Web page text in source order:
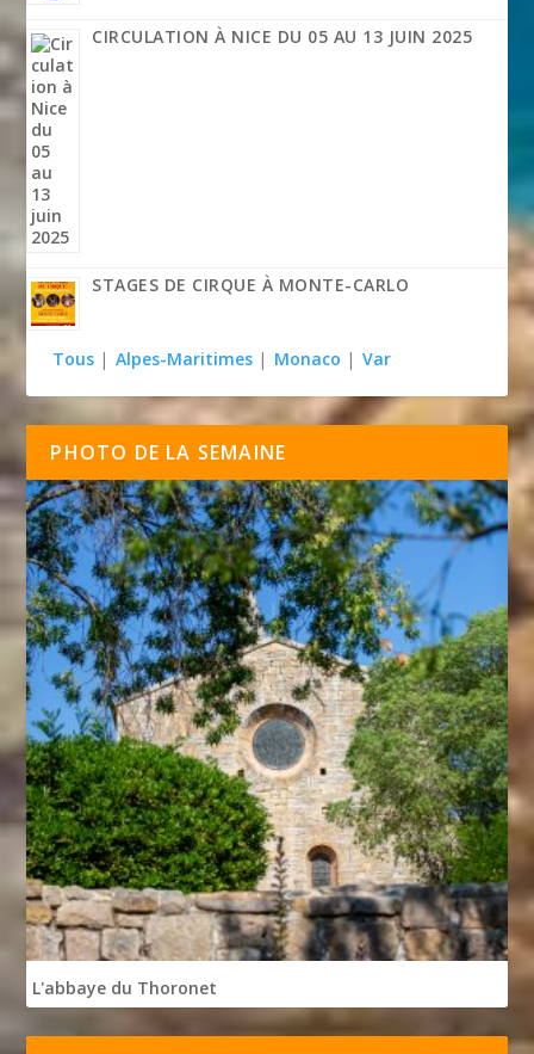
CIRCULATION À NICE DU 05 AU 13 JUIN 2025
STAGES DE CIRQUE À MONTE-CARLO
Tous | Alpes-Maritimes | Monaco | Var
PHOTO DE LA SEMAINE
L'abbaye du Thoronet